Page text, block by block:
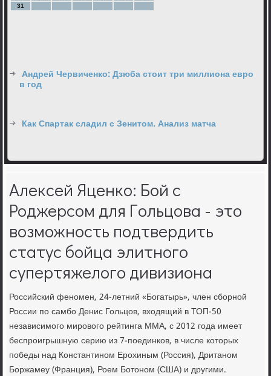
31
Андрей Червиченко: Дзюба стоит три миллиона евро
в год
Как Спартак сладил с Зенитом. Анализ матча
Алексей Яценко: Бой с
Роджерсом для Гольцова - это
возможность подтвердить
статус бойца элитного
супертяжелого дивизиона
Российский феномен, 24-летний «Богатырь», член сборной
России по самбо Денис Гольцов, вхοдящий в ТОП-50
независимого мировοго рейтинга ММА, с 2012 года имеет
беспроигрышную серию из 7-поединков, в числе котοрых
победы над Константином Ерохиным (Россия), Дританом
Боржамеу (Франция), Роем Ботοном (США) и другими.